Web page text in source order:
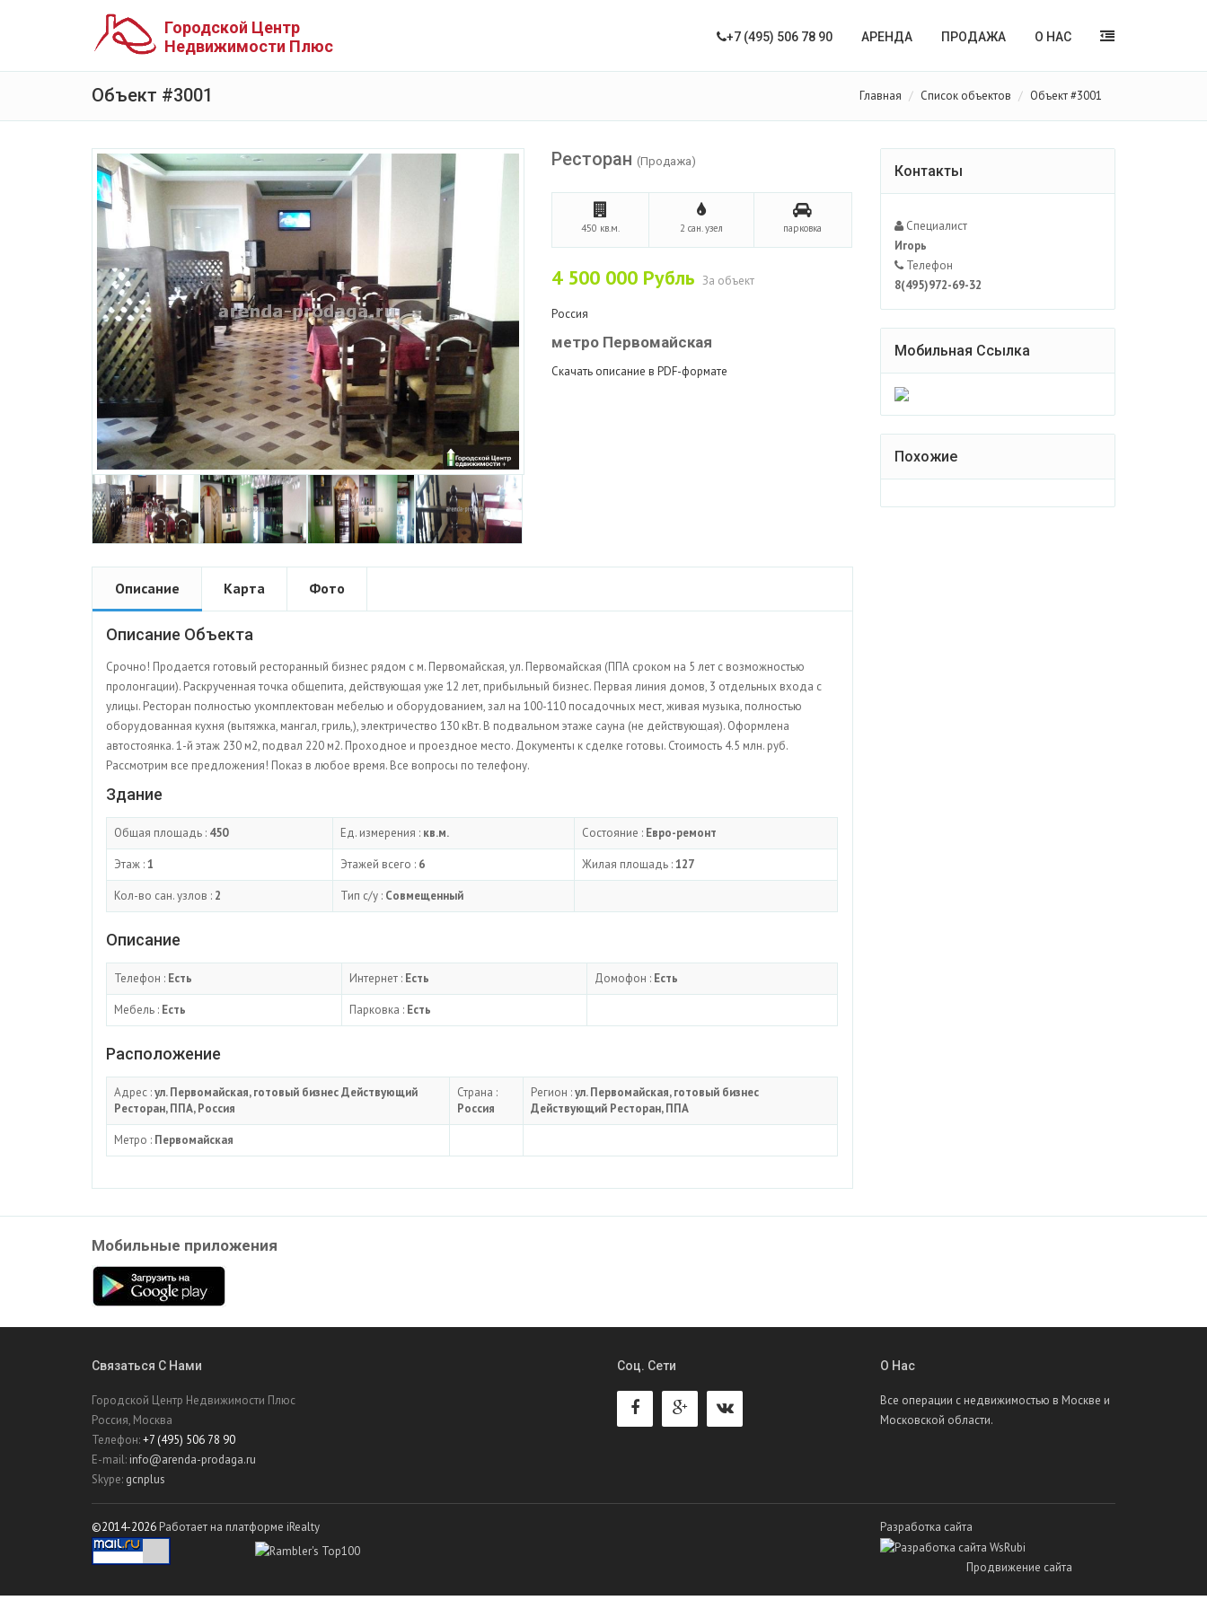
Городской Центр
Недвижимости Плюс
+7 (495) 506 78 90 АРЕНДА ПРОДАЖА О НАС
Объект #3001 Главная Список объектов Объект #3001
Ресторан (Продажа)
450 кв.м. 2 сан. узел парковка
4 500 000 Рубль За объект
Россия
метро Первомайская
Скачать описание в PDF-формате
Описание Карта Фото
Описание Объекта
Срочно! Продается готовый ресторанный бизнес рядом с м. Первомайская, ул. Первомайская (ППА сроком на 5 лет с возможностью
пролонгации). Раскрученная точка общепита, действующая уже 12 лет, прибыльный бизнес. Первая линия домов, 3 отдельных входа с
улицы. Ресторан полностью укомплектован мебелью и оборудованием, зал на 100-110 посадочных мест, живая музыка, полностью
оборудованная кухня (вытяжка, мангал, гриль,), электричество 130 кВт. В подвальном этаже сауна (не действующая). Оформлена
автостоянка. 1-й этаж 230 м2, подвал 220 м2. Проходное и проездное место. Документы к сделке готовы. Стоимость 4.5 млн. руб.
Рассмотрим все предложения! Показ в любое время. Все вопросы по телефону.
Здание
Общая площадь : 450 Ед. измерения : кв.м. Состояние : Евро-ремонт
Этаж :1 Этажей всего : 6 Жилая площадь :127
Кол-во сан. узлов : 2 Тип с/у : Совмещенный
Описание
Телефон : Есть Интернет : Есть Домофон : Есть
Мебель : Есть Парковка : Есть
Расположение
Адрес :ул. Первомайская, готовый бизнес Действующий
Ресторан, ППА, Россия
Страна :
Россия
Регион :ул. Первомайская, готовый бизнес
Действующий Ресторан, ППА
Метро : Первомайская
Контакты
Специалист
Игорь
Телефон
8(495)972-69-32
Мобильная Ссылка
Похожие
Мобильные приложения
Связаться С Нами
Городской Центр Недвижимости Плюс
Россия, Москва
Телефон:+7 (495) 506 78 90
E-mail: info@arenda-prodaga.ru
Skype: gcnplus
Соц. Сети О Нас
Все операции с недвижимостью в Москве и
Московской области.
©2014-2026 Работает на платформе iRealty Разработка сайта
Продвижение сайта